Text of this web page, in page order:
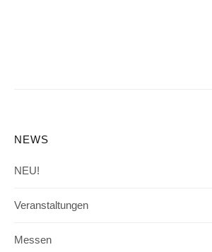
NEWS
NEU!
Veranstaltungen
Messen